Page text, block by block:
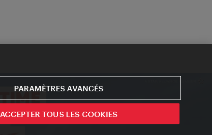
PARAMÈTRES AVANCÉS
ACCEPTER TOUS LES COOKIES